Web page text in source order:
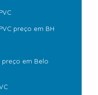
preço em BH
preço em Belo